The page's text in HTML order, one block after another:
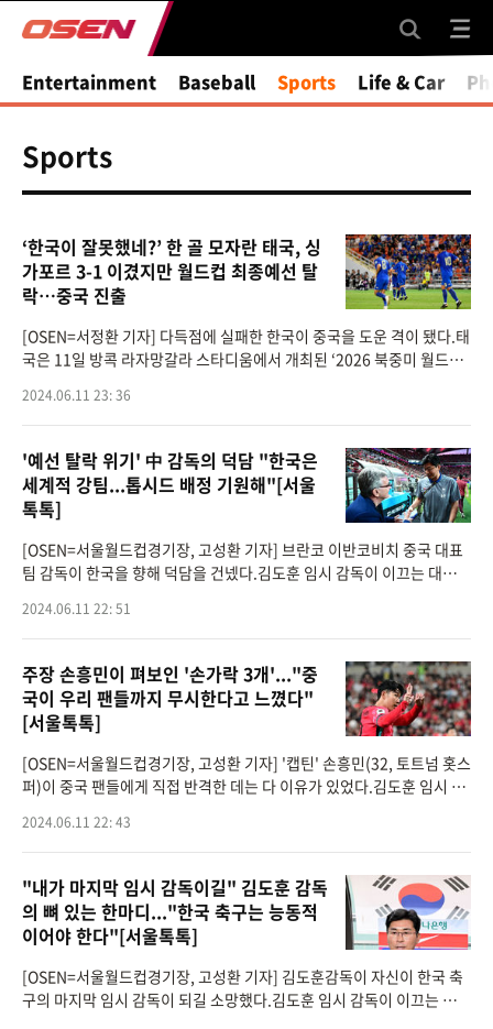
Entertainment Baseball Sports Life & Car
Sports
‘한국이 잘못했네?’ 한 골 모자란 태국, 싱
가포르 3-1 이겼지만 월드컵 최종예선 탈
락…중국 진출
[OSEN=서정환 기자] 다득점에 실패한 한국이 중국을 도운 격이 됐다.태
국은 11일 방콕 라자망갈라 스타디움에서 개최된 ‘2026 북중미 월드컵
앞서 한국
2024.06.11 23: 36
'예선 탈락 위기' 中 감독의 덕담 "한국은
세계적 강팀...톱시드 배정 기원해"[서울
톡톡]
[OSEN=서울월드컵경기장, 고성환 기자] 브란코 이반코비치 중국 대표
팀 감독이 한국을 향해 덕담을 건넸다.김도훈 임시 감독이 이끄는 대한민
축구연맹(FIFA) 북
2024.06.11 22: 51
주장 손흥민이 펴보인 '손가락 3개'..."중
국이 우리 팬들까지 무시한다고 느꼈다"
[서울톡톡]
[OSEN=서울월드컵경기장, 고성환 기자] '캡틴' 손흥민(32, 토트넘 홋스
퍼)이 중국 팬들에게 직접 반격한 데는 다 이유가 있었다.김도훈 임시 감
에서 열린 2026 국
2024.06.11 22: 43
"내가 마지막 임시 감독이길" 김도훈 감독
의 뼈 있는 한마디..."한국 축구는 능동적
이어야 한다"[서울톡톡]
[OSEN=서울월드컵경기장, 고성환 기자] 김도훈감독이 자신이 한국 축
구의 마지막 임시 감독이 되길 소망했다.김도훈 임시 감독이 이끄는 대한